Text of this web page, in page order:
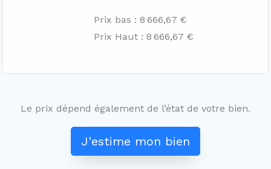
Prix bas : 8 666,67 €
Prix Haut : 8 666,67 €
Le prix dépend également de l’état de votre bien.
J'estime mon bien